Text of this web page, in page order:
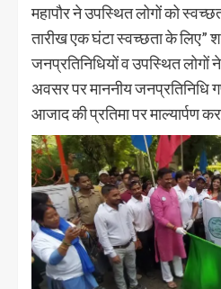
महापौर ने उपस्थित लोगों को
तारीख एक घंटा स्वच्छता के लिए”
जनप्रतिनिधियों व उपस्थित लोगों
अवसर पर माननीय जनप्रतिनिधि
आजाद की प्रतिमा पर माल्यार्पण